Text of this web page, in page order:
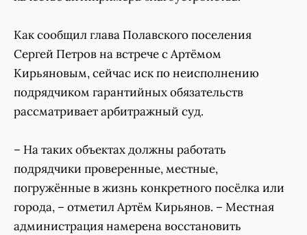
Как сообщил глава Полавского поселения
Сергей Петров на встрече с Артёмом
Кирьяновым, сейчас иск по неисполнению
подрядчиком гарантийных обязательств
рассматривает арбитражный суд.
– На таких объектах должны работать
подрядчики проверенные, местные,
погружённые в жизнь конкретного посёлка или
города, – отметил Артём Кирьянов. – Местная
администрация намерена восстановить